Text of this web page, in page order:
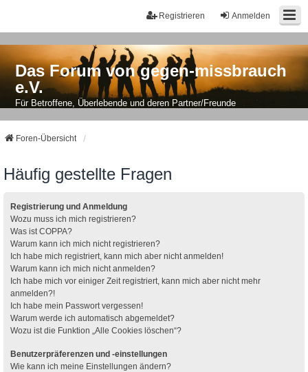
Anmelden
Registrieren
Das Forum von gegen-missbrauch
e.V.
Für Betroffene, Überlebende und deren Partner/Freunde
Foren-Übersicht
Häufig gestellte Fragen
Registrierung und Anmeldung
Wozu muss ich mich registrieren?
Was ist COPPA?
Warum kann ich mich nicht registrieren?
Ich habe mich registriert, kann mich aber nicht anmelden!
Warum kann ich mich nicht anmelden?
Ich habe mich vor einiger Zeit registriert, kann mich aber nicht mehr
anmelden?!
Ich habe mein Passwort vergessen!
Warum werde ich automatisch abgemeldet?
Wozu ist die Funktion „Alle Cookies löschen“?
Benutzerpräferenzen und -einstellungen
Wie kann ich meine Einstellungen ändern?